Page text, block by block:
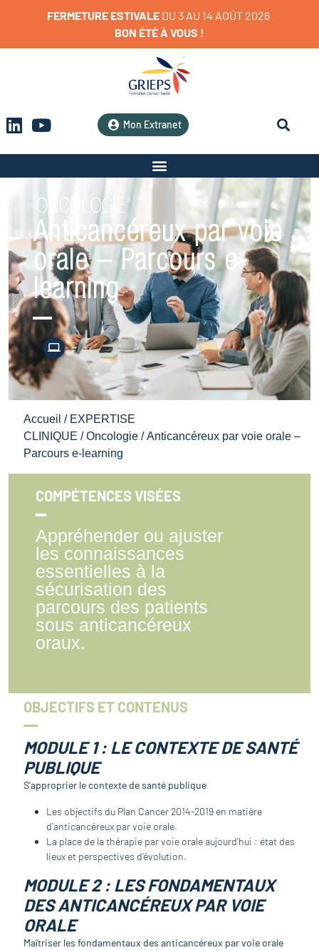
FERMETURE ESTIVALE DU 3 AU 14 AOÛT 2026
BON ÉTÉÀ VOUS !
Mon Extranet
ONCOLOGIE
Anticancéreux par voie
orale – Parcours e-
learning
Accueil / EXPERTISE
CLINIQUE /Oncologie / Anticancéreux par voie orale –
Parcours e-learning
COMPÉTENCES VISÉES
Appréhender ou ajuster
les connaissances
essentielles à la
sécurisation des
parcours des patients
sous anticancéreux
oraux.
OBJECTIFS ET CONTENUS
MODULE 1 : LE CONTEXTE DE SANTÉ
PUBLIQUE
S’approprier le contexte de santé publique
Les objectifs du Plan Cancer 2014-2019 en matière
d’anticancéreux par voie orale.
La place de la thérapie par voie orale aujourd’hui : état des
lieux et perspectives d’évolution.
MODULE 2 : LES FONDAMENTAUX
DES ANTICANCÉREUX PAR VOIE
ORALE
Maîtriser les fondamentaux des anticancéreux par voie orale